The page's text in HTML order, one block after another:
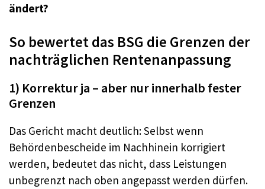
ändert?
So bewertet das BSG die Grenzen der
nachträglichen Rentenanpassung
1) Korrektur ja – aber nur innerhalb fester
Grenzen
Das Gericht macht deutlich: Selbst wenn
Behördenbescheide im Nachhinein korrigiert
werden, bedeutet das nicht, dass Leistungen
unbegrenzt nach oben angepasst werden dürfen.